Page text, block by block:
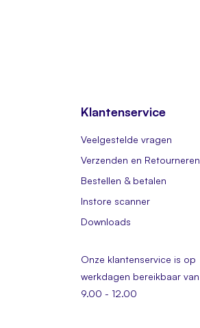
Klantenservice
Veelgestelde vragen
Verzenden en Retourneren
Bestellen & betalen
Instore scanner
Downloads
Onze klantenservice is op
werkdagen bereikbaar van
9.00 - 12.00